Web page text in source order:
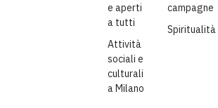
e aperti
a tutti
Attività
sociali e
culturali
a Milano
campagne
Spiritualità